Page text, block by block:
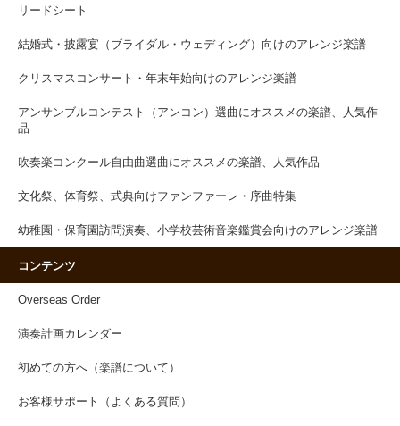
リードシート
結婚式・披露宴（ブライダル・ウェディング）向けのアレンジ楽譜
クリスマスコンサート・年末年始向けのアレンジ楽譜
アンサンブルコンテスト（アンコン）選曲にオススメの楽譜、人気作
品
吹奏楽コンクール自由曲選曲にオススメの楽譜、人気作品
文化祭、体育祭、式典向けファンファーレ・序曲特集
幼稚園・保育園訪問演奏、小学校芸術音楽鑑賞会向けのアレンジ楽譜
コンテンツ
Overseas Order
演奏計画カレンダー
初めての方へ（楽譜について）
お客様サポート（よくある質問）